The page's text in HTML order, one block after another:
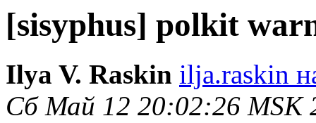
[sisyphus] polkit
Ilya V. Raskin ilja.raskin
Сб Май 12 20:02:26 MSK